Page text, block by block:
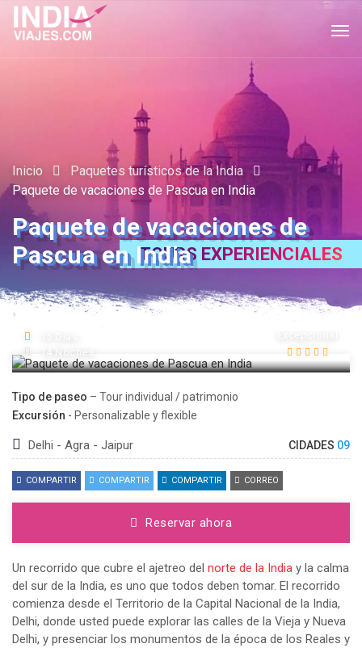
TOURS EXPERIENCIALES
Inicio
Paquetes turísticos de la India
Paquete de vacaciones de Pascua en India
Paquete de vacaciones de
Pascua en India
14 Noches
Tipo de paseo – Tour individual / patrimonio
Excursión - Personalizable y flexible
Delhi - Agra - Jaipur CIDADES 09
COMPARTIR COMPARTIR COMPARTIR CORREO
Reservar ahora
Un recorrido que cubre el ajetreo del norte de la India y la calma
del sur de la India, es uno que todos deben tomar. El recorrido
comienza desde el Territorio de la Capital Nacional de la India,
Delhi, donde usted puede explorar las calles de la Vieja y Nueva
Delhi, y presenciar los monumentos de la época de los Reales y